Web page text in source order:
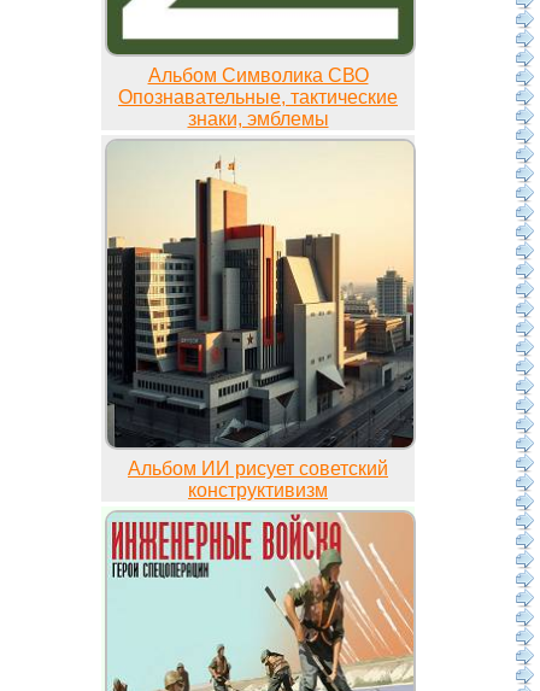
Альбом Символика СВО
Опознавательные, тактические
знаки, эмблемы
Альбом ИИ рисует советский
конструктивизм